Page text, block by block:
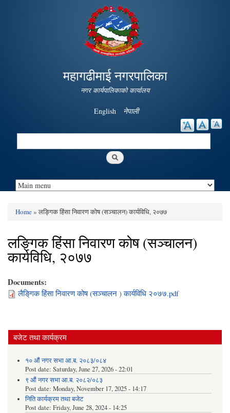
Skip to
main
content
महागढीमाई नगरपालिका
नगर कार्यपालिकाको कार्यालय
English नेपाली
Search
You are here
Home» लङ्गिक हिंसा निवारण कोष (सञ्‍चालन) कार्यविधि, २०७७
लङ्गिक हिंसा निवारण कोष (सञ्‍चालन)
कार्यविधि, २०७७
Documents:
लैङि्गक हिंसा निवारण कोष (सञ्‍चालन ) कार्यविधि २०७७.pdf
बजेट तथा कार्यक्रम
१० औं नगर सभा आ.ब. २०८३/०८४
Post date: Saturday, June 27, 2026 - 22:01
९ औं नगर सभा आ.ब. २०८२/०८३
Post date: Monday, November 17, 2025 - 14:17
निति कार्यक्रम तथा बजेट
Post date: Friday, June 28, 2024 - 14:25